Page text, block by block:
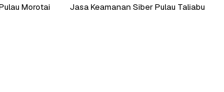
Morotai Jasa Keamanan Siber Pulau Taliabu